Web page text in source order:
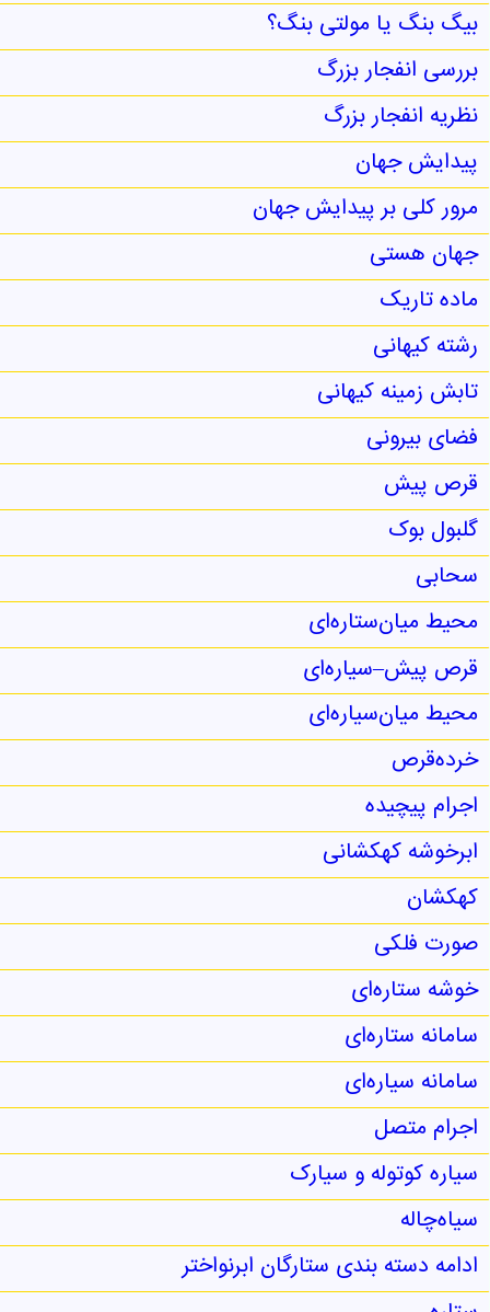
بیگ بنگ یا مولتی بنگ؟
بررسی انفجار بزرگ
نظریه انفجار بزرگ
پیدایش جهان
مرور کلی بر پیدایش جهان
جهان هستی
ماده تاریک
رشته کیهانی
تابش زمینه کیهانی
فضای بیرونی
قرص پیش
گلبول بوک
سحابی
محیط میان‌ستاره‌ای
قرص پیش–سیاره‌ای
محیط میان‌سیاره‌ای
خرده‌قرص
اجرام پیچیده
ابرخوشه کهکشانی
کهکشان
صورت فلکی
خوشه ستاره‌ای
سامانه ستاره‌ای
سامانه سیاره‌ای
اجرام متصل
سیاره کوتوله و سیارک
سیاه‌چاله
ادامه دسته بندی ستارگان ابرنواختر